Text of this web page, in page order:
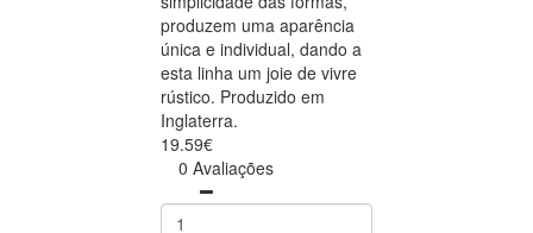
produzem uma aparência
única e individual, dando a
esta linha um joie de vivre
rústico. Produzido em
Inglaterra.
19.59€
0 Avaliações